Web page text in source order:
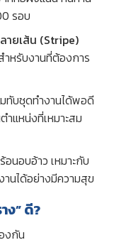
รอบ
ลายเส้น (Stripe)
หรับงานที่ต้องการ
ทับชุดทำงานได้พอดี
ำแหน่งที่เหมาะสม
อนอบอ้าว เหมาะกับ
นได้อย่างมีความสุข
ง” ดี?
งกัน